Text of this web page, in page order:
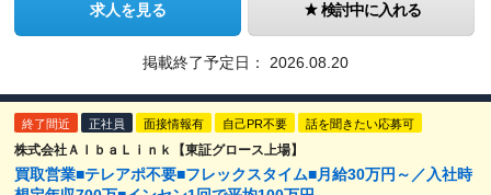
求人を見る 検討中に入れる
掲載終了予定日： 2026.08.20
終了間近 正社員 面接情報有 自己PR不要 話を聞きたい応募可
株式会社ＡｌｂａＬｉｎｋ【東証グロース上場】
買取営業■テレアポ不要■フレックスタイム■月給30万円～／入社時